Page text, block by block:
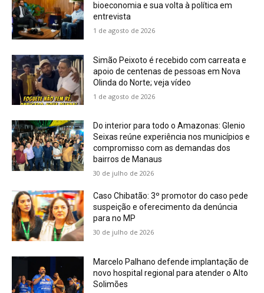
bioeconomia e sua volta à política em
entrevista
1 de agosto de 2026
Simão Peixoto é recebido com carreata e
apoio de centenas de pessoas em Nova
Olinda do Norte; veja vídeo
1 de agosto de 2026
Do interior para todo o Amazonas: Glenio
Seixas reúne experiência nos municípios e
compromisso com as demandas dos
bairros de Manaus
30 de julho de 2026
Caso Chibatão: 3º promotor do caso pede
suspeição e oferecimento da denúncia
para no MP
30 de julho de 2026
Marcelo Palhano defende implantação de
novo hospital regional para atender o Alto
Solimões